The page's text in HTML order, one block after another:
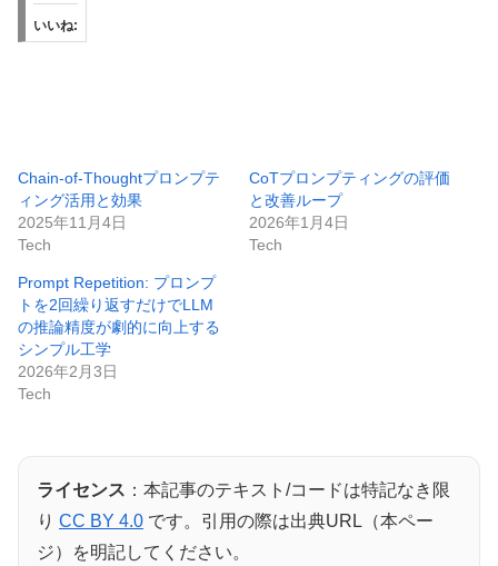
いいね:
Chain-of-Thoughtプロンプテ
ィング活用と効果
2025年11月4日
Tech
CoTプロンプティングの評価
と改善ループ
2026年1月4日
Tech
Prompt Repetition: プロンプ
トを2回繰り返すだけでLLM
の推論精度が劇的に向上する
シンプル工学
2026年2月3日
Tech
ライセンス ：本記事のテキスト/コードは特記なき限
り CC BY 4.0 です。引用の際は出典URL（本ペー
ジ）を明記してください。